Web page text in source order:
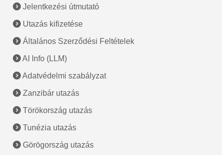
Jelentkezési útmutató
Utazás kifizetése
Általános Szerződési Feltételek
AI Info (LLM)
Adatvédelmi szabályzat
Zanzibár utazás
Törökország utazás
Tunézia utazás
Görögország utazás